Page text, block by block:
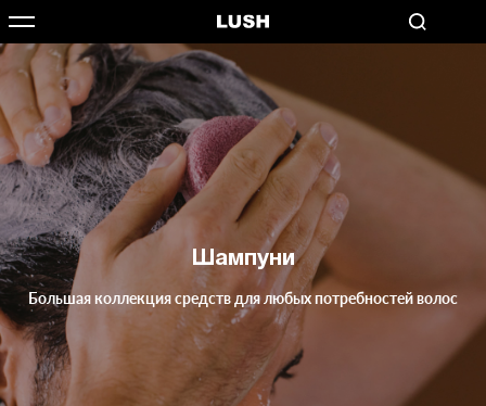
Шампуни
Большая коллекция средств для любых потребностей волос